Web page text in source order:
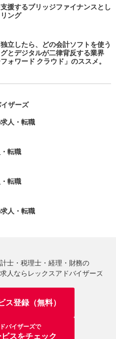
援するブリッジファイナンスとし
ング
立したら、どの会計ソフトを使う
とデジタルが二律背反する業界
ォワード クラウド」のススメ。
ザーズ
人・転職
転職
転職
人・転職
ス登録（無料）
バイザーズで
スをチェック